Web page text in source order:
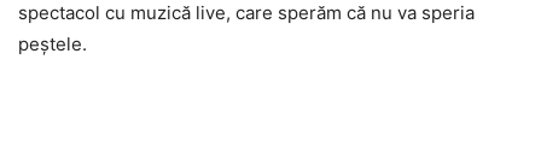
spectacol cu muzică live, care sperăm că nu va speria
peştele.